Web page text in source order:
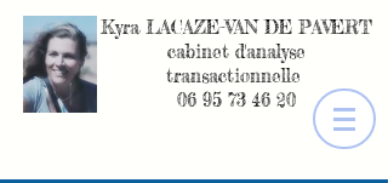
Kyra LACAZE-VAN DE PAVERT
cabinet d'analyse
transactionnelle
06 95 73 46 20